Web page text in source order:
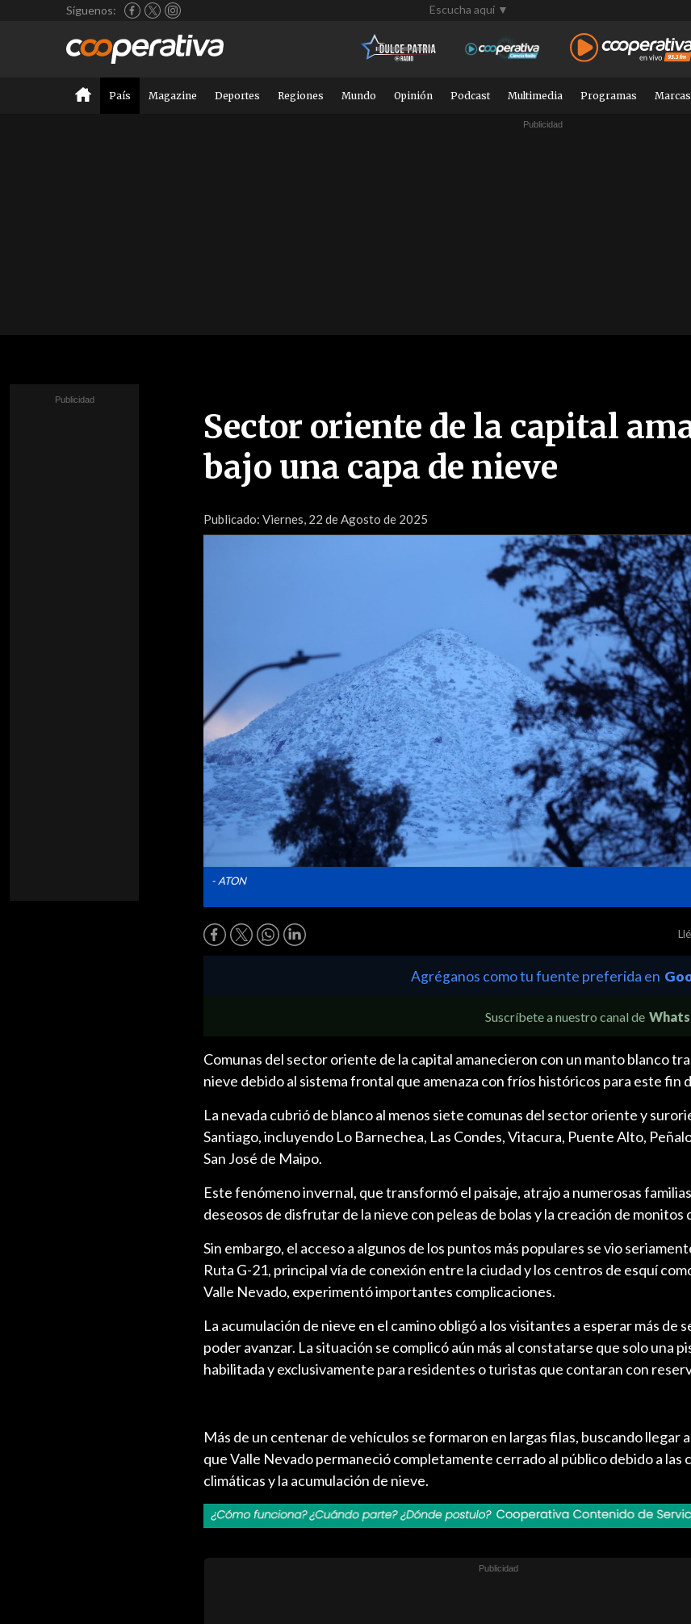
Síguenos: Escucha aquí ▼
País Magazine Deportes Regiones Mundo Opinión Podcast Multimedia Programas
Sector oriente de la capital
bajo una capa de nieve
Publicado: Viernes, 22 de Agosto de 2025
- ATON
Agréganos como tu fuente preferida en
Suscríbete a nuestro canal de
Comunas del sector oriente de la capital amanecieron con un manto blanco
nieve debido al sistema frontal que amenaza con fríos históricos para este fin
La nevada cubrió de blanco al menos siete comunas del sector oriente y
Santiago, incluyendo Lo Barnechea, Las Condes, Vitacura, Puente Alto,
San José de Maipo.
Este fenómeno invernal, que transformó el paisaje, atrajo a numerosas
deseosos de disfrutar de la nieve con peleas de bolas y la creación de monitos
Sin embargo, el acceso a algunos de los puntos más populares se vio
Ruta G-21, principal vía de conexión entre la ciudad y los centros de esquí
Valle Nevado, experimentó importantes complicaciones.
La acumulación de nieve en el camino obligó a los visitantes a esperar más de
poder avanzar. La situación se complicó aún más al constatarse que solo una
habilitada y exclusivamente para residentes o turistas que contaran con
Más de un centenar de vehículos se formaron en largas filas, buscando llegar
que Valle Nevado permaneció completamente cerrado al público debido a las
climáticas y la acumulación de nieve.